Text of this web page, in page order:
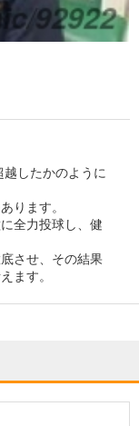
したかのように
ります。
全力投球し、健
させ、その結果
ます。